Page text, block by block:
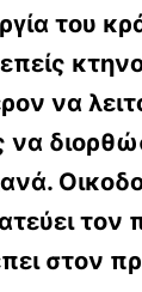
του
να
τον
στον